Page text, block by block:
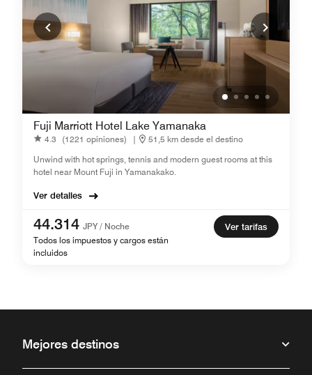
Fuji Marriott Hotel Lake Yamanaka
4.3 (1221 opiniones) |
51,5 km desde el destino
Unwind with hot springs, tennis and modern guest rooms at this
hotel near Mount Fuji in Yamanakako.
Ver detalles
44.314 JPY / Noche
Todos los impuestos y cargos están
incluidos
Ver tarifas
Mejores destinos